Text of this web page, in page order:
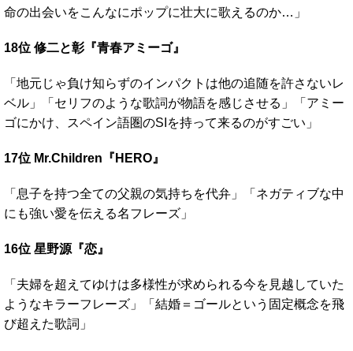
命の出会いをこんなにポップに壮大に歌えるのか…」
18位 修二と彰『青春アミーゴ』
「地元じゃ負け知らずのインパクトは他の追随を許さないレ
ベル」「セリフのような歌詞が物語を感じさせる」「アミー
ゴにかけ、スペイン語圏のSIを持って来るのがすごい」
17位 Mr.Children『HERO』
「息子を持つ全ての父親の気持ちを代弁」「ネガティブな中
にも強い愛を伝える名フレーズ」
16位 星野源『恋』
「夫婦を超えてゆけは多様性が求められる今を見越していた
ようなキラーフレーズ」「結婚＝ゴールという固定概念を飛
び超えた歌詞」